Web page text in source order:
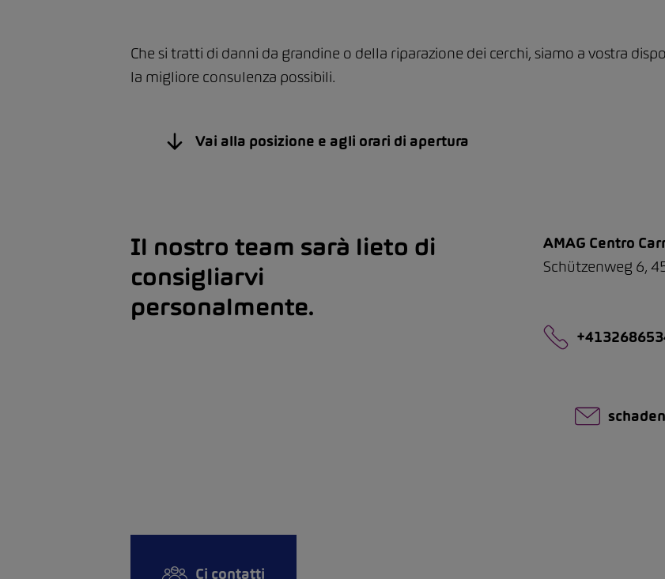
Che si tratti di danni da grandine o della riparazione dei cerchi, siamo a vostra
la migliore consulenza possibili.
Vai alla posizione e agli orari di apertura
Il nostro team sarà lieto di
consigliarvi
personalmente.
AMAG Centro
Schützenweg 6,
Ci contatti